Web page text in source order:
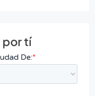
por tí